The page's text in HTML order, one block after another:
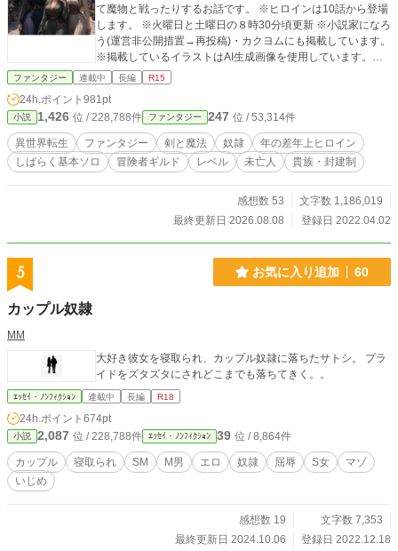
て魔物と戦ったりするお話です。 ※ヒロインは10話から登場
します。 ※火曜日と土曜日の８時30分頃更新 ※小説家になろ
う(運営非公開措置→再投稿)・カクヨムにも掲載しています。
※掲載しているイラストはAI生成画像を使用しています。画
像は作品世界やキャラクターをイメージするために生成して
す。 ※海外サイトを含め一切の転載を禁止しています。【無
断転載禁止】
ファンタジー 連載中 長編 R15
24h.ポイント 981pt
小説 1,426 位 / 228,788件 ファンタジー 247 位 / 53,314件
異世界転生 ファンタジー 剣と魔法 奴隷
年の差年上ヒロイン
しばらく基本ソロ
冒険者ギルド レベル 未亡人 貴族・封建制
感想数 53
文字数 1,186,019
最終更新日 2026.08.08
登録日 2022.04.02
5 お気に入り追加 60
カップル奴隷
MM
大好き彼女を寝取られ、カップル奴隷に落ちたサトシ。 プラ
イドをズタズタにされどこまでも落ちてきく。。
ｴｯｾｲ・ﾉﾝﾌｨｸｼｮﾝ 連載中 長編 R18
24h.ポイント 674pt
小説 2,087 位 / 228,788件 ｴｯｾｲ・ﾉﾝﾌｨｸｼｮﾝ 39 位 / 8,864件
カップル 寝取られ SM M男 エロ 奴隷 屈辱 S女
マゾ
いじめ
感想数 19
文字数 7,353
最終更新日 2024.10.06
登録日 2022.12.18